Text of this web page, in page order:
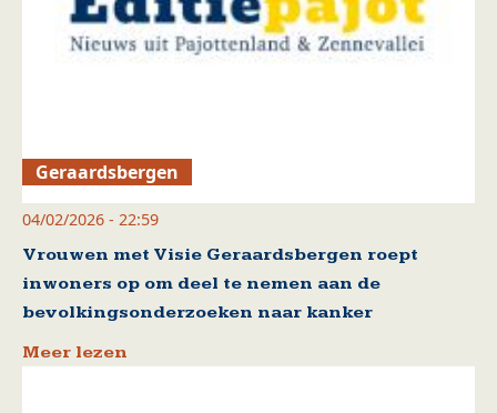
Geraardsbergen
04/02/2026 - 22:59
Vrouwen met Visie Geraardsbergen roept
inwoners op om deel te nemen aan de
bevolkingsonderzoeken naar kanker
Meer lezen